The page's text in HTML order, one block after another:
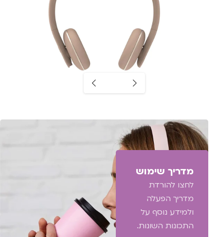
מדריך שימוש
לחצו להורדת
מדריך הפעלה
ולמידע נוסף על
התכונות השונות.